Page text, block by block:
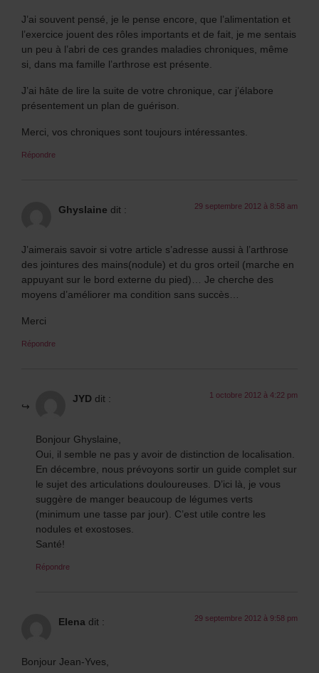
J’ai souvent pensé, je le pense encore, que l’alimentation et
l’exercice jouent des rôles importants et de fait, je me sentais
un peu à l’abri de ces grandes maladies chroniques, même
si, dans ma famille l’arthrose est présente.
J’ai hâte de lire la suite de votre chronique, car j’élabore
présentement un plan de guérison.
Merci, vos chroniques sont toujours intéressantes.
Répondre
Ghyslaine dit : 29 septembre 2012 à 8:58 am
J’aimerais savoir si votre article s’adresse aussi à l’arthrose
des jointures des mains(nodule) et du gros orteil (marche en
appuyant sur le bord externe du pied)… Je cherche des
moyens d’améliorer ma condition sans succès…
Merci
Répondre
JYD dit : 1 octobre 2012 à 4:22 pm
Bonjour Ghyslaine,
Oui, il semble ne pas y avoir de distinction de localisation.
En décembre, nous prévoyons sortir un guide complet sur
le sujet des articulations douloureuses. D’ici là, je vous
suggère de manger beaucoup de légumes verts
(minimum une tasse par jour). C’est utile contre les
nodules et exostoses.
Santé!
Répondre
Elena dit : 29 septembre 2012 à 9:58 pm
Bonjour Jean-Yves,